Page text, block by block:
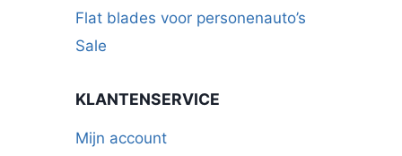
Flat blades voor personenauto’s
Sale
KLANTENSERVICE
Mijn account